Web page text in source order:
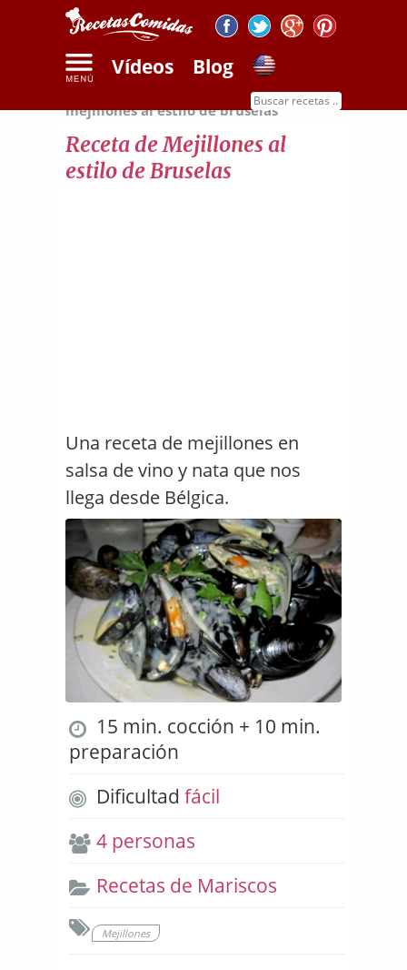
Vídeos Blog
Receta de
mejillones al estilo de bruselas
Receta de Mejillones al
estilo de Bruselas
Una receta de mejillones en
salsa de vino y nata que nos
llega desde Bélgica.
15 min. cocción + 10 min.
preparación
Dificultad fácil
4 personas
Recetas de Mariscos
Mejillones